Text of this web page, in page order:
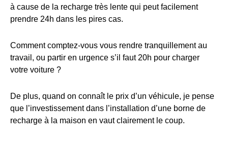
à cause de la recharge très lente qui peut facilement
prendre 24h dans les pires cas.
Comment comptez-vous vous rendre tranquillement au
travail, ou partir en urgence s’il faut 20h pour charger
votre voiture ?
De plus, quand on connaît le prix d’un véhicule, je pense
que l’investissement dans l’installation d’une borne de
recharge à la maison en vaut clairement le coup.